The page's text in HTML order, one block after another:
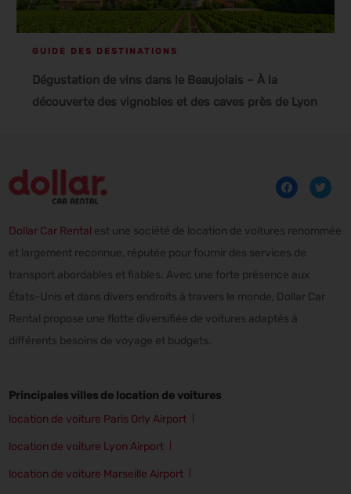
GUIDE DES DESTINATIONS
Dégustation de vins dans le Beaujolais – À la
découverte des vignobles et des caves près de Lyon
Dollar Car Rental est une société de location de voitures renommée
et largement reconnue, réputée pour fournir des services de
transport abordables et fiables. Avec une forte présence aux
États-Unis et dans divers endroits à travers le monde, Dollar Car
Rental propose une flotte diversifiée de voitures adaptés à
différents besoins de voyage et budgets.
Principales villes de location de voitures
location de voiture Paris Orly Airport
location de voiture Lyon Airport
location de voiture Marseille Airport